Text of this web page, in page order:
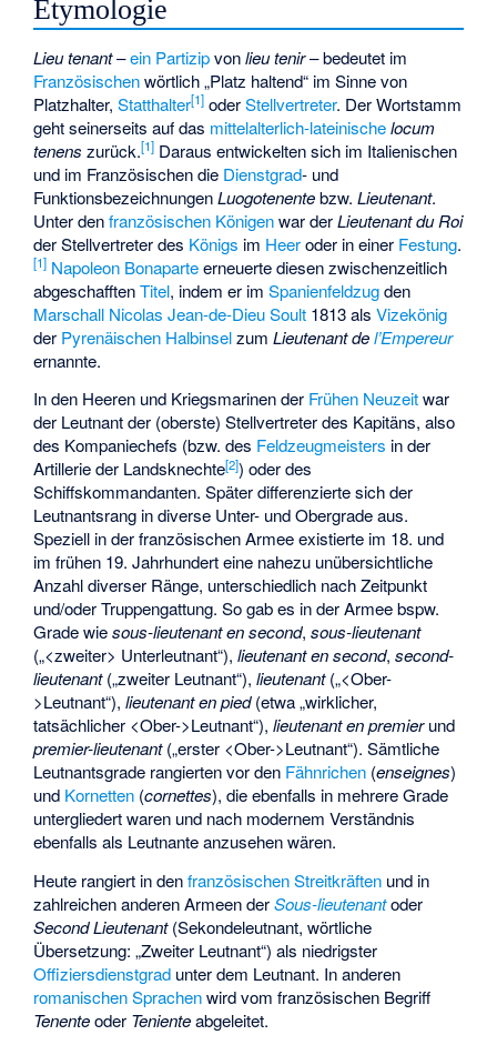
Etymologie
Lieu tenant–ein Partizipvonlieu tenir– bedeutet im
Französischenwörtlich „Platz haltend“ im Sinne von
Platzhalter,Statthalter[1] oderStellvertreter. Der Wortstamm
geht seinerseits auf das mittelalterlich-lateinische locum
tenens zurück.[1] Daraus entwickelten sich im Italienischen
und im Französischen die Dienstgrad- und
FunktionsbezeichnungenLuogotenentebzw.Lieutenant.
Unter denfranzösischen Königenwar derLieutenant du Roi
der Stellvertreter des Königs im Heeroder in einer Festung.
[1] Napoleon Bonaparteerneuerte diesen zwischenzeitlich
abgeschafftenTitel, indem er imSpanienfeldzugden
Marschall Nicolas Jean-de-Dieu Soult 1813 alsVizekönig
der Pyrenäischen HalbinselzumLieutenant del’Empereur
ernannte.
In den Heeren und Kriegsmarinen der Frühen Neuzeitwar
der Leutnant der (oberste) Stellvertreter des Kapitäns, also
des Kompaniechefs (bzw. des Feldzeugmeisters in der
Artillerie der Landsknechte[2]) oder des
Schiffskommandanten. Später differenzierte sich der
Leutnantsrang in diverse Unter- und Obergrade aus.
Speziell in der französischen Armee existierte im 18. und
im frühen 19. Jahrhundert eine nahezu unübersichtliche
Anzahl diverser Ränge, unterschiedlich nach Zeitpunkt
und/oder Truppengattung. So gab es in der Armee bspw.
Grade wiesous-lieutenant en second,sous-lieutenant
(„<zweiter> Unterleutnant“),lieutenant en second,second-
lieutenant(„zweiter Leutnant“),lieutenant(„<Ober-
>Leutnant“),lieutenant en pied(etwa „wirklicher,
tatsächlicher <Ober->Leutnant“),lieutenant en premierund
premier-lieutenant(„erster <Ober->Leutnant“). Sämtliche
Leutnantsgrade rangierten vor den Fähnrichen (enseignes)
und Kornetten (cornettes), die ebenfalls in mehrere Grade
untergliedert waren und nach modernem Verständnis
ebenfalls als Leutnante anzusehen wären.
Heute rangiert in denfranzösischen Streitkräften und in
zahlreichen anderen Armeen derSous-lieutenantoder
Second Lieutenant(Sekondeleutnant, wörtliche
Übersetzung: „Zweiter Leutnant“) als niedrigster
Offiziersdienstgrad unter dem Leutnant. In anderen
romanischen Sprachenwird vom französischen Begriff
Tenenteoder Tenienteabgeleitet.